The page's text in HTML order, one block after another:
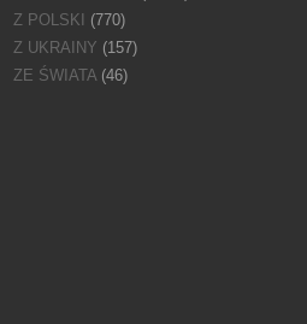
Z POLSKI
(770)
Z UKRAINY (157)
ZE ŚWIATA(46)